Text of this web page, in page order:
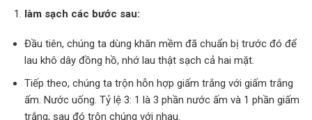
làm sạch các bước sau:
Đầu tiên, chúng ta dùng khăn mềm đã chuẩn bị trước đó để
lau khô dây đồng hồ, nhớ lau thật sạch cả hai mặt.
Tiếp theo, chúng ta trộn hỗn hợp giấm trắng với giấm trắng
ấm. Nước uống. Tỷ lệ 3: 1 là 3 phần nước ấm và 1 phần giấm
trắng, sau đó trộn chúng với nhau.